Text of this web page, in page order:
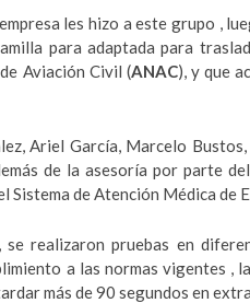
les hizo a este grupo ,
para adaptada para
Aviación Civil (ANAC), y que
Ariel García, Marcelo
de la asesoría por parte
de Atención Médica de
realizaron pruebas en
a las normas vigentes ,
más de 90 segundos en